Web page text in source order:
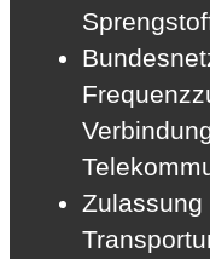
Zulassung